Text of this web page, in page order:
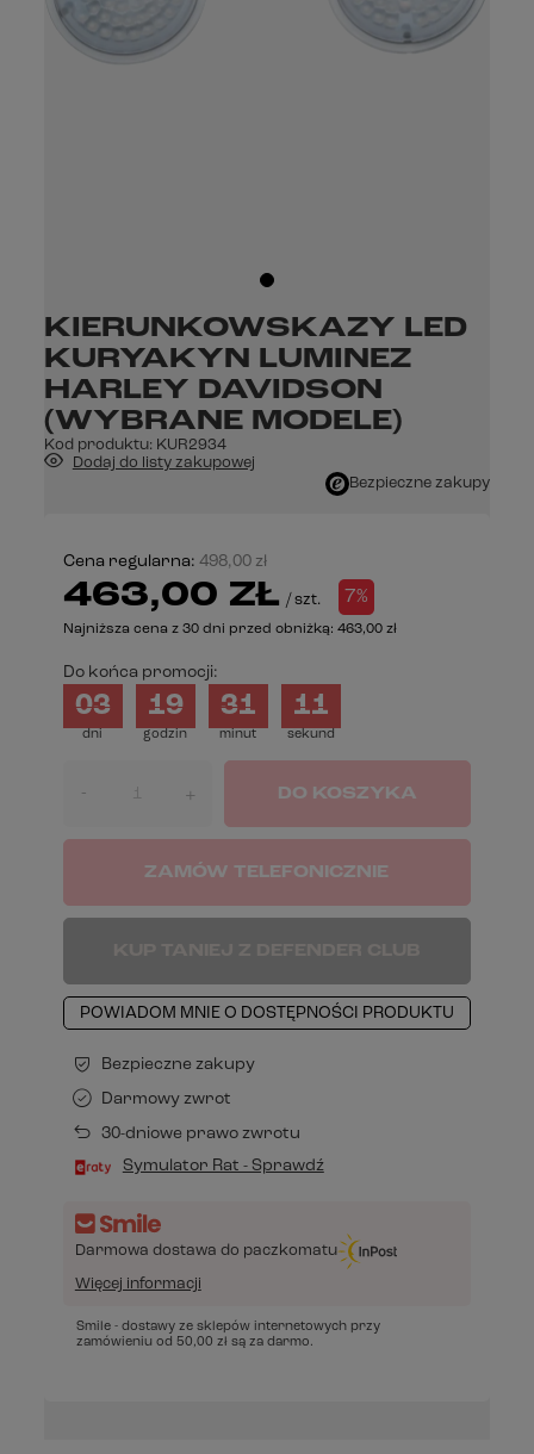
KIERUNKOWSKAZY LED
KURYAKYN LUMINEZ
HARLEY DAVIDSON
(WYBRANE MODELE)
Kod produktu: KUR2934
Dodaj do listy zakupowej
Bezpieczne zakupy
Cena regularna: 498,00 zł
463,00 ZŁ / szt. 7%
Najniższa cena z 30 dni przed obniżką: 463,00 zł
Do końca promocji:
dni
03
godzin
19
minut
31
sekund
11
- + DO KOSZYKA
ZAMÓW TELEFONICZNIE
POWIADOM MNIE O DOSTĘPNOŚCI PRODUKTU
Bezpieczne zakupy
Darmowy zwrot
30-dniowe prawo zwrotu
Symulator Rat - Sprawdź
Darmowa dostawa do paczkomatu
Więcej informacji
Smile - dostawy ze sklepów internetowych przy
zamówieniu od 50,00 zł są za darmo.